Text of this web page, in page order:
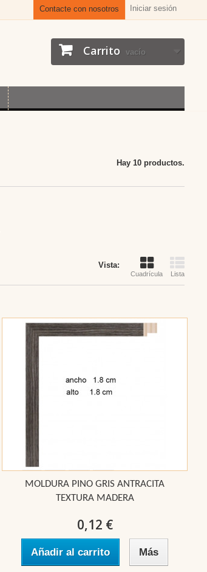
Iniciar sesión
Contacte con nosotros
Carrito vacío
Hay 10 productos.
Vista:
Cuadrícula Lista
MOLDURA PINO GRIS ANTRACITA
TEXTURA MADERA
0,12 €
Añadir al carrito Más